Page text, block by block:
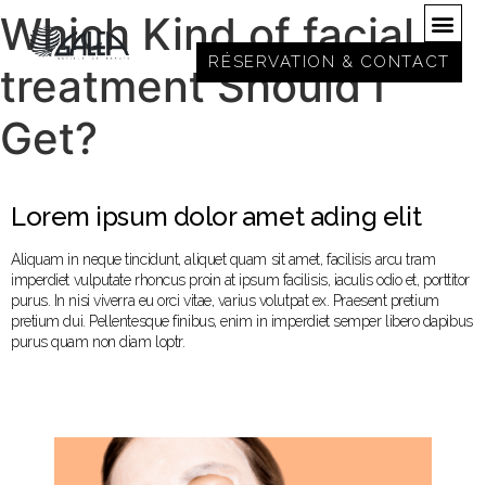
RÉSERVATION & CONTACT
Which Kind of facial
treatment Should I
Get?
Lorem ipsum dolor amet ading elit
Aliquam in neque tincidunt, aliquet quam sit amet, facilisis arcu tram
imperdiet vulputate rhoncus proin at ipsum facilisis, iaculis odio et, porttitor
purus. In nisi viverra eu orci vitae, varius volutpat ex. Praesent pretium
pretium dui. Pellentesque finibus, enim in imperdiet semper libero dapibus
purus quam non diam loptr.